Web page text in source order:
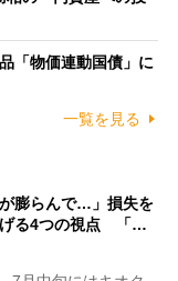
「物価連動国債」に
一覧を見る
が膨らんで…」損失を
げる4つの視点 「…